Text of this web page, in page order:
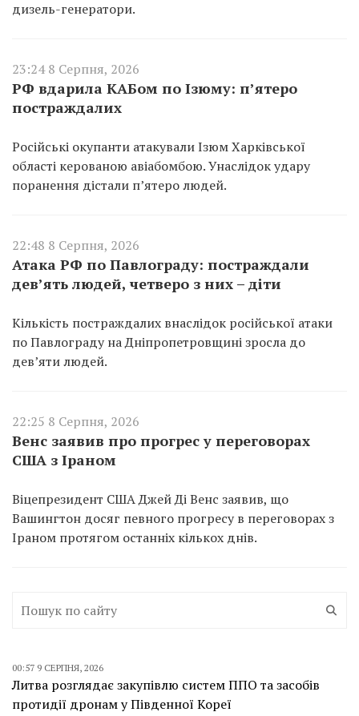
дизель-генератори.
23:24 8 Серпня, 2026
РФ вдарила КАБом по Ізюму: п’ятеро
постраждалих
Російські окупанти атакували Ізюм Харківської
області керованою авіабомбою. Унаслідок удару
поранення дістали п’ятеро людей.
22:48 8 Серпня, 2026
Атака РФ по Павлограду: постраждали
дев’ять людей, четверо з них – діти
Кількість постраждалих внаслідок російської атаки
по Павлограду на Дніпропетровщині зросла до
дев’яти людей.
22:25 8 Серпня, 2026
Венс заявив про прогрес у переговорах
США з Іраном
Віцепрезидент США Джей Ді Венс заявив, що
Вашингтон досяг певного прогресу в переговорах з
Іраном протягом останніх кількох днів.
00:57 9 СЕРПНЯ, 2026
Литва розглядає закупівлю систем ППО та засобів
протидії дронам у Південної Кореї